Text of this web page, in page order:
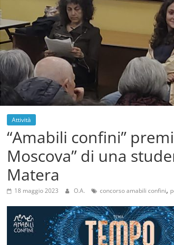
Attività
“Amabili confini”
Moscova” di una
Matera
18 maggio 2023 O.A. concorso amabili confini,